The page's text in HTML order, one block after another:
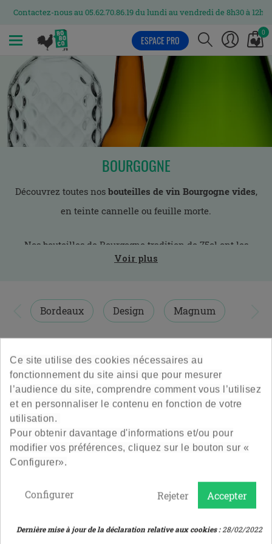
Contactez-nous au 05.62.70.86.19 du lundi au vendredi de 8h30 à 12h et
0
ESPACE PRO
BOURGOGNE
Découvrez toutes nosbouteilles de vin Bourgogne vides,
en teinte cannelle ou feuille morte.
Nos bouteilles de Bourgogne tradition de 75cl ont les
dimensions type d’une bouteille de Bourgogne : un
Vous trouverez ici les bouteilles vertes ou cannelles idéales
Bourgogne dans nos bouteilles de vin en verre Boboco.
Besoin d'inspiration ? Retrouvez toutes nos idées et
inspirations sur lebloget sur notrecompte Instagram.
Toutes nos bouteilles sont produites en France.
Attention : Les bouteilles et les bouchages sont vendus
séparément.
Voir plus
Bordeaux Design Magnum
Bouteille De Vin Tradition
Ce site utilise des cookies nécessaires au
fonctionnement du site ainsi que pour mesurer
l’audience du site, comprendre comment vous l’utilisez
et en personnaliser le contenu en fonction de votre
utilisation.
Pour obtenir davantage d'informations et/ou pour
modifier vos préférences, cliquez sur le bouton sur «
Configurer».
Accepter
Rejeter
Configurer
Dernière mise à jour de la déclaration relative aux cookies :28/02/2022